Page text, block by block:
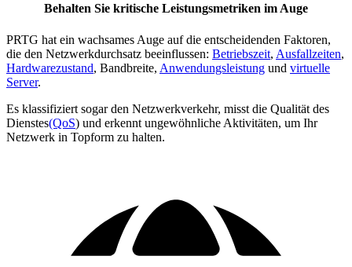
Behalten Sie kritische Leistungsmetriken im Auge
PRTG hat ein wachsames Auge auf die entscheidenden Faktoren,
die den Netzwerkdurchsatz beeinflussen: Betriebszeit, Ausfallzeiten,
Hardwarezustand, Bandbreite, Anwendungsleistung und virtuelle
Server.
Es klassifiziert sogar den Netzwerkverkehr, misst die Qualität des
Dienstes(QoS) und erkennt ungewöhnliche Aktivitäten, um Ihr
Netzwerk in Topform zu halten.